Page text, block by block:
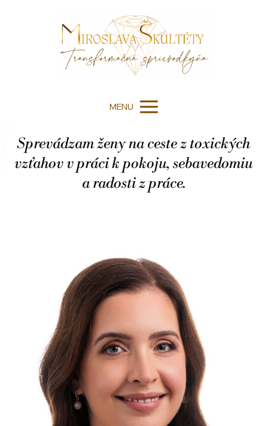
MENU
Sprevádzam ženy na ceste z toxických
vzťahov v práci k pokoju, sebavedomiu
a radosti z práce.